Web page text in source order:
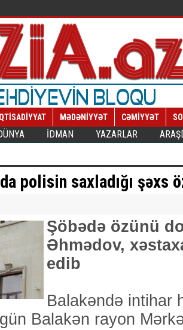
MƏDƏNİYYƏT CƏMİYYƏT
İDMAN YAZARLAR
polisin saxladığı şəxs
Şöbədə özünü
Əhmədov,
edib
Balakəndə intihar
Balakən rayon